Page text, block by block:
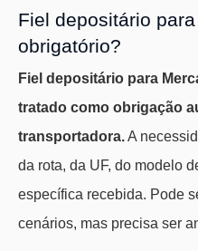
Fiel depositário
obrigatório?
Fiel depositário para
tratado como obrigação
transportadora.A
da rota, da UF, do modelo
específica recebida. Pode
cenários, mas precisa ser